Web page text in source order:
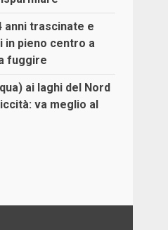
anni trascinate e
in pieno centro a
fuggire
ai laghi del Nord
va meglio al